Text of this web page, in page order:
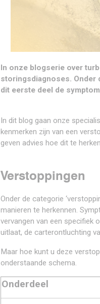
In onze blogserie over
storingsdiagnoses. Onder
dit eerste deel de
In dit blog gaan onze
kenmerken zijn van een
geven advies hoe dit te
Verstoppingen
Onder de categorie
manieren te herkennen.
vervangen van een specifiek
uitlaat, de carterontluchting
Maar hoe kunt u deze
onderstaande schema.
Onderdeel